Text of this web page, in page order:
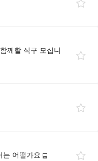
께할 식구 모십니
는 어떨가요